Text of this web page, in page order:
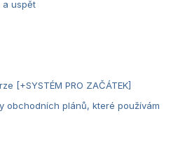
a uspět
[+SYSTÉM PRO ZAČÁTEK]
obchodních plánů, které používám